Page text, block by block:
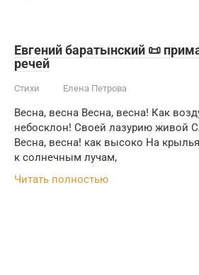
Евгений баратынский 📜
речей
Стихи Елена Петрова
Весна, весна Весна, весна! Как
небосклон! Своей лазурию живой
Весна, весна! как высоко На
к солнечным лучам,
Читать полностью